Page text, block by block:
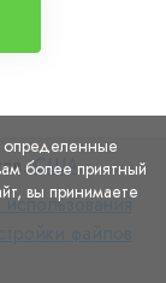
США.
более приятный
вы принимаете